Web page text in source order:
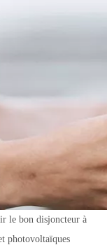
le bon disjoncteur à
photovoltaïques